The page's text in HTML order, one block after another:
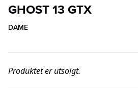
GHOST 13 GTX
DAME
Produktet er utsolgt.